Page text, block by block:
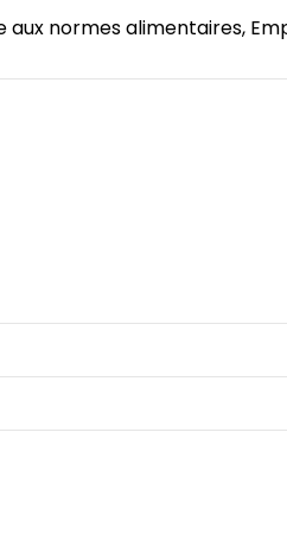
normes alimentaires,